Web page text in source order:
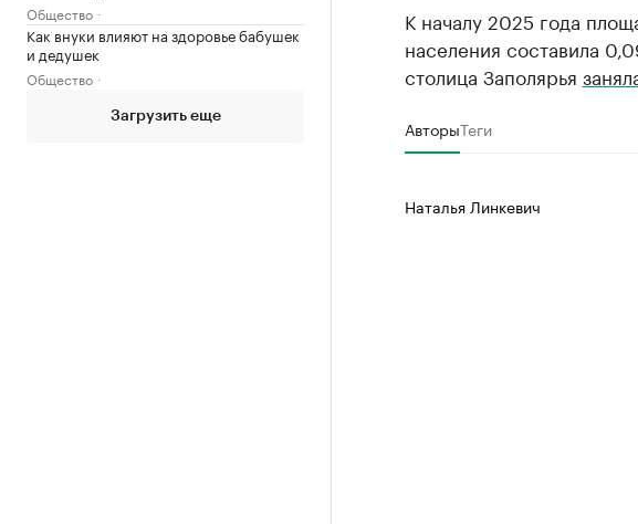
Общество
Как внуки влияют на здоровье бабушек
и дедушек
Общество
Загрузить еще
К началу 2025 года
населения составила
столица Заполярья
АвторыТеги
Наталья Линкевич